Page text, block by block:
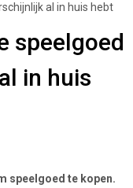
al in huis hebt
speelgoed
in huis
speelgoed te kopen.